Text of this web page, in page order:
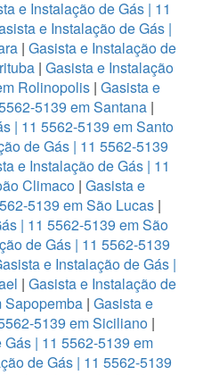
e Instalação de Gás | 11
e Instalação de Gás |
| Gasista e Instalação de
| Gasista e Instalação
Rolinopolis | Gasista e
5139 em Santana|
| 11 5562-5139 em Santo
de Gás | 11 5562-5139
e Instalação de Gás | 11
Climaco| Gasista e
5139 em São Lucas|
| 11 5562-5139 em São
de Gás | 11 5562-5139
e Instalação de Gás |
| Gasista e Instalação de
Sapopemba | Gasista e
5139 em Siciliano|
| 11 5562-5139 em
de Gás | 11 5562-5139